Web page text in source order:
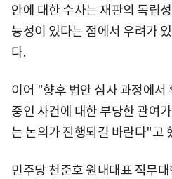
안에 대한 수사는 재판의 독립
능성이 있다는 점에서 우려가
다.
이어 "향후 법안 심사 과정에서
중인 사건에 대한 부당한 관여
는 논의가 진행되길 바란다"고
민주당 천준호 원내대표 직무